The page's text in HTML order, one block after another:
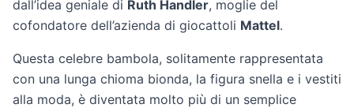
dall’idea geniale di Ruth Handler, moglie del
cofondatore dell’azienda di giocattoli Mattel.
Questa celebre bambola, solitamente rappresentata
con una lunga chioma bionda, la figura snella e i vestiti
alla moda, è diventata molto più di un semplice